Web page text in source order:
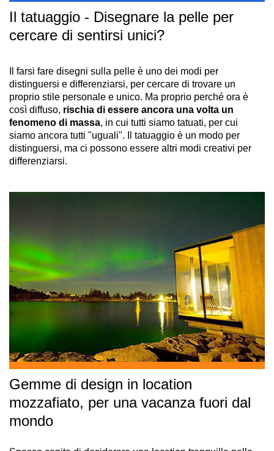
Il tatuaggio - Disegnare la pelle per
cercare di sentirsi unici?
Il farsi fare disegni sulla pelle è uno dei modi per
distinguersi e differenziarsi, per cercare di trovare un
proprio stile personale e unico. Ma proprio perché ora è
così diffuso, rischia di essere ancora una volta un
fenomeno di massa, in cui tutti siamo tatuati, per cui
siamo ancora tutti "uguali". Il tatuaggio è un modo per
distinguersi, ma ci possono essere altri modi creativi per
differenziarsi.
Gemme di design in location
mozzafiato, per una vacanza fuori dal
mondo